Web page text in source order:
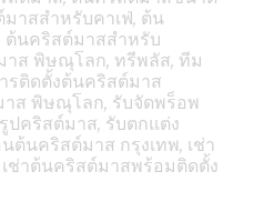
าสสำหรับคาเฟ่, ต้น
ต้นคริสต์มาสสำหรับ
าส พิษณุโลก, ทรีพลัส, ทีม
รติดตั้งต้นคริสต์มาส
าส พิษณุโลก, รับจัดพร็อพ
ปคริสต์มาส, รับตกแต่ง
ต้นคริสต์มาส กรุงเทพ, เช่า
เช่าต้นคริสต์มาสพร้อมติดตั้ง